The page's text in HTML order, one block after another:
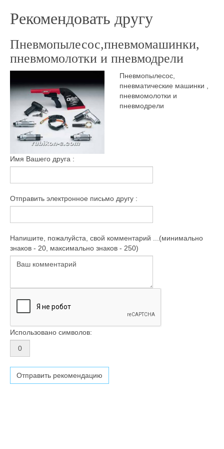
Рекомендовать другу
Пневмопылесос,пневмомашинки,
пневмомолотки и пневмодрели
Пневмопылесос,
пневматические машинки ,
пневмомолотки и
пневмодрели
Имя Вашего друга :
Отправить электронное письмо другу :
Напишите, пожалуйста, свой комментарий ...(минимально
знаков - 20, максимально знаков - 250)
Использовано символов: